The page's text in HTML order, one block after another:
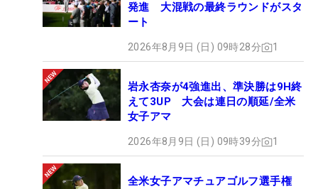
発進 大混戦の最終ラウンドがスタ
ート
2026年8月9日 (日) 09時28分 1
岩永杏奈が4強進出、準決勝は9H終
えて3UP 大会は連日の順延/全米
女子アマ
2026年8月9日 (日) 09時39分 1
全米女子アマチュアゴルフ選手権